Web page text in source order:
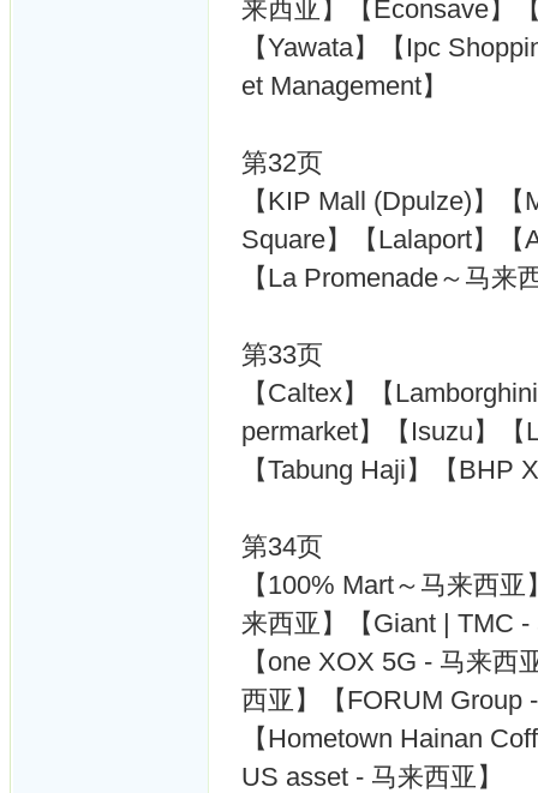
来西亚】【Econsave】
【Yawata】【Ipc
et Management】
第32页
【KIP Mall (Dpulze)】
Square】【Lalaport】
【La Promenade～马
第33页
【Caltex】【
permarket】【Isuzu】【
【Tabung Haji】【BHP
第34页
【100% Mart～马来西
来西亚】【Giant | TMC
【one XOX 5G - 马来
西亚】【FORUM Group
【Hometown Hainan
US asset - 马来西亚】